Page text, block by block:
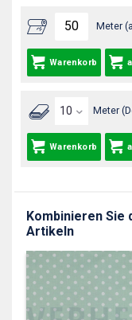
Meter
Warenkorb
Meter
Warenkorb
Kombinieren
Artikeln